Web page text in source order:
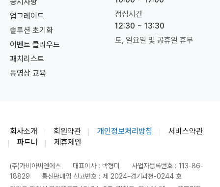
업그레이드
솔루션 초기화
이벤트 클라우드
패치리스트
동영상 교육
점심시간
12:30 ~ 13:30
토, 일요일 및 공휴일 휴무
회사소개 회원약관 개인정보처리방침
서비스약관
파트너
제휴제안
(주)가비아씨엔에스 대표이사 : 박형미
사업자등록번호 : 113-86-
18829
통신판매업 신고번호 : 제 2024-경기과천-0244 호